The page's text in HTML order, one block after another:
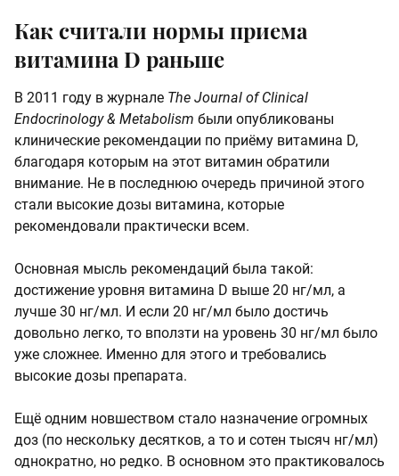
Как считали нормы приема
витамина D раньше
В 2011 году в журнале The Journal of Clinical
Endocrinology & Metabolism были опубликованы
клинические рекомендации по приёму витамина D,
благодаря которым на этот витамин обратили
внимание. Не в последнюю очередь причиной этого
стали высокие дозы витамина, которые
рекомендовали практически всем.
Основная мысль рекомендаций была такой:
достижение уровня витамина D выше 20 нг/мл, а
лучше 30 нг/мл. И если 20 нг/мл было достичь
довольно легко, то вползти на уровень 30 нг/мл было
уже сложнее. Именно для этого и требовались
высокие дозы препарата.
Ещё одним новшеством стало назначение огромных
доз (по нескольку десятков, а то и сотен тысяч нг/мл)
однократно, но редко. В основном это практиковалось